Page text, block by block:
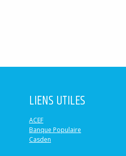
LIENS UTILES
ACEF
Banque Populaire
Casden